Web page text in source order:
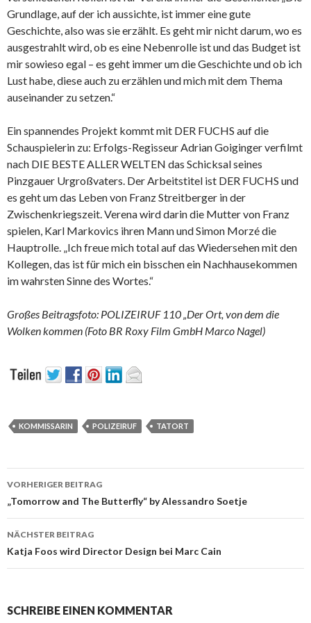
Grundlage, auf der ich aussichte, ist immer eine gute
Geschichte, also was sie erzählt. Es geht mir nicht darum, wo es
ausgestrahlt wird, ob es eine Nebenrolle ist und das Budget ist
mir sowieso egal – es geht immer um die Geschichte und ob ich
Lust habe, diese auch zu erzählen und mich mit dem Thema
auseinander zu setzen.“
Ein spannendes Projekt kommt mit DER FUCHS auf die
Schauspielerin zu: Erfolgs-Regisseur Adrian Goiginger verfilmt
nach DIE BESTE ALLER WELTEN das Schicksal seines
Pinzgauer Urgroßvaters. Der Arbeitstitel ist DER FUCHS und
es geht um das Leben von Franz Streitberger in der
Zwischenkriegszeit. Verena wird darin die Mutter von Franz
spielen, Karl Markovics ihren Mann und Simon Morzé die
Hauptrolle. „Ich freue mich total auf das Wiedersehen mit den
Kollegen, das ist für mich ein bisschen ein Nachhausekommen
im wahrsten Sinne des Wortes.“
Großes Beitragsfoto: POLIZEIRUF 110 „Der Ort, von dem die
Wolken kommen (Foto BR Roxy Film GmbH Marco Nagel)
KOMMISSARIN POLIZEIRUF TATORT
Beitrags-
Navigation
VORHERIGER BEITRAG
„Tomorrow and The Butterfly“ by Alessandro Soetje
NÄCHSTER BEITRAG
Katja Foos wird Director Design bei Marc Cain
SCHREIBE EINEN KOMMENTAR